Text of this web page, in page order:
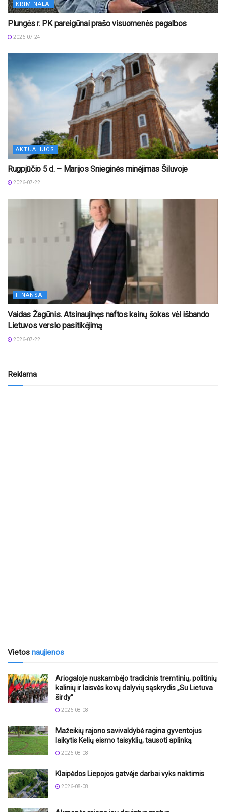
KRIMINALAI
Plungės r. PK pareigūnai prašo visuomenės pagalbos
2026-07-24
AKTUALIJOS
Rugpjūčio 5 d. – Marijos Snieginės minėjimas Šiluvoje
2026-07-22
FINANSAI
Vaidas Žagūnis. Atsinaujinęs naftos kainų šokas vėl išbando
Lietuvos verslo pasitikėjimą
2026-07-22
Reklama
Vietos naujienos
Ariogaloje nuskambėjo tradicinis tremtinių, politinių
kalinių ir laisvės kovų dalyvių sąskrydis „Su Lietuva
širdy“
2026-08-08
Mažeikių rajono savivaldybė ragina gyventojus
laikytis Kelių eismo taisyklių, tausoti aplinką
2026-08-08
Klaipėdos Liepojos gatvėje darbai vyks naktimis
2026-08-08